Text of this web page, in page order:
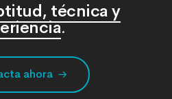
técnica y
.
ahora